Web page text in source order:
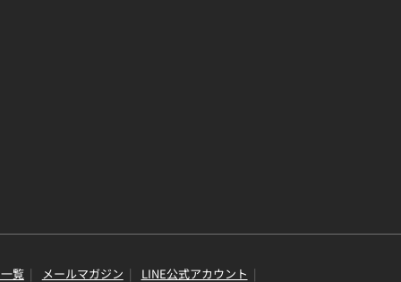
覧 メールマガジン LINE公式アカウント